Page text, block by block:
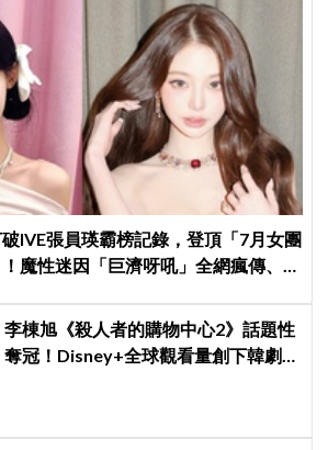
破IVE張員瑛霸榜記錄，登頂「7月女團
魔性迷因「巨濟呀吼」全網瘋傳、逆
李棟旭《殺人者的購物中心2》話題性
奪冠！Disney+全球觀看量創下韓劇新